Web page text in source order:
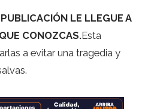
LE LLEGUE A
CONOZCAS.Esta
a evitar una tragedia y